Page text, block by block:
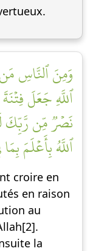
وَمِنَ ٱلنَّاسِ مَن
ٱللَّهِ جَعَلَ
نَصۡرٞ مِّن رَّبِّكَ
ٱللَّهُ بِأَعۡلَمَ
croire en
en raison
au
la